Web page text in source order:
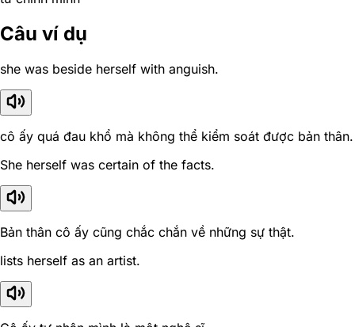
Câu ví dụ
she was beside herself with anguish.
cô ấy quá đau khổ mà không thể kiểm soát được bản thân.
She herself was certain of the facts.
Bản thân cô ấy cũng chắc chắn về những sự thật.
lists herself as an artist.